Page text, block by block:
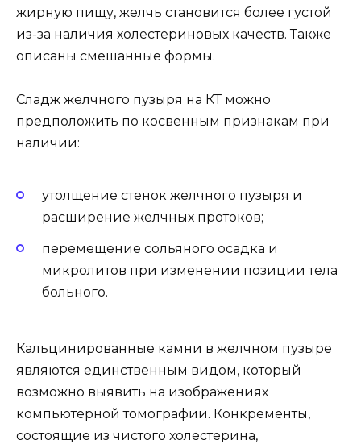
жирную пищу, желчь становится более густой
из-за наличия холестериновых качеств. Также
описаны смешанные формы.
Сладж желчного пузыря на КТ можно
предположить по косвенным признакам при
наличии:
утолщение стенок желчного пузыря и
расширение желчных протоков;
перемещение сольяного осадка и
микролитов при изменении позиции тела
больного.
Кальцинированные камни в желчном пузыре
являются единственным видом, который
возможно выявить на изображениях
компьютерной томографии. Конкременты,
состоящие из чистого холестерина,